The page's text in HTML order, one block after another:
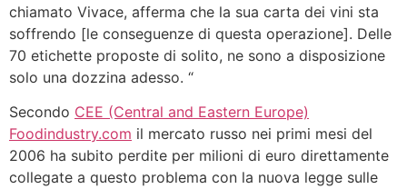
chiamato Vivace, afferma che la sua carta dei vini sta
soffrendo [le conseguenze di questa operazione]. Delle
70 etichette proposte di solito, ne sono a disposizione
solo una dozzina adesso. “
Secondo CEE (Central and Eastern Europe)
Foodindustry.com il mercato russo nei primi mesi del
2006 ha subito perdite per milioni di euro direttamente
collegate a questo problema con la nuova legge sulle